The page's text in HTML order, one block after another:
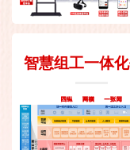
智慧组工一体